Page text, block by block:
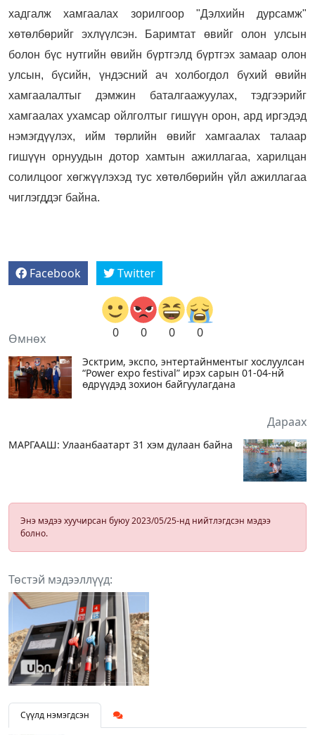
хадгалж хамгаалах зорилгоор "Дэлхийн дурсамж"
хөтөлбөрийг эхлүүлсэн. Баримтат өвийг олон улсын
болон бүс нутгийн өвийн бүртгэлд бүртгэх замаар олон
улсын, бүсийн, үндэсний ач холбогдол бүхий өвийн
хамгаалалтыг дэмжин баталгаажуулах, тэдгээрийг
хамгаалах ухамсар ойлголтыг гишүүн орон, ард иргэдэд
нэмэгдүүлэх, ийм төрлийн өвийг хамгаалах талаар
гишүүн орнуудын дотор хамтын ажиллагаа, харилцан
солилцоог хөгжүүлэхэд тус хөтөлбөрийн үйл ажиллагаа
чиглэгддэг байна.
Facebook Twitter
0 0 0 0
Өмнөх
Эсктрим, экспо, энтертайнментыг хослуулсан
“Power expo festival” ирэх сарын 01-04-нй
өдрүүдэд зохион байгуулагдана
Дараах
МАРГААШ: Улаанбаатарт 31 хэм дулаан байна
Энэ мэдээ хуучирсан буюу 2023/05/25-нд нийтлэгдсэн мэдээ
болно.
Төстэй мэдээллүүд:
Сүүлд нэмэгдсэн